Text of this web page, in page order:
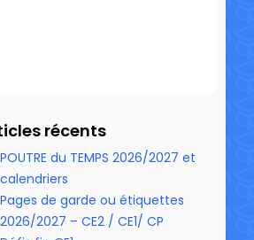
récents
POUTRE du TEMPS 2026/2027 et
calendriers
Pages de garde ou étiquettes
2026/2027 – CE2 / CE1/ CP